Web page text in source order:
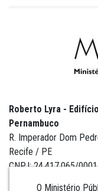
O Ministério
Roberto Lyra -
Pernambuco
R. Imperador Dom
Recife / PE
CNPJ: 24.417.065/